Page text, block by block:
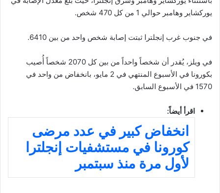
يوركشاير وهامبر حوالي 1 من كل 470 شخص.
في جنوب غرب إنجلترا ثبتت إصابة شخص واحد من بين 6410.
في ويلز، يُقدر أن شخصاً واحداً من بين كل 2070 شخصاً أُصيب
بكورونا في الأسبوع المنتهي في 2 مايو، بانخفاض من واحد في
1570 في الأسبوع السابق.
اقرأ أيضاً:
انخفاض كبير في عدد مرضى
كورونا في مستشفيات إنجلترا
لأول مرة منذ سبتمبر